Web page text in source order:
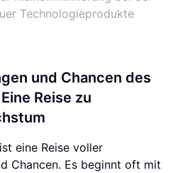
Technologieprodukte
und Chancen des
Reise zu
eine Reise voller
Chancen. Es beginnt oft mit